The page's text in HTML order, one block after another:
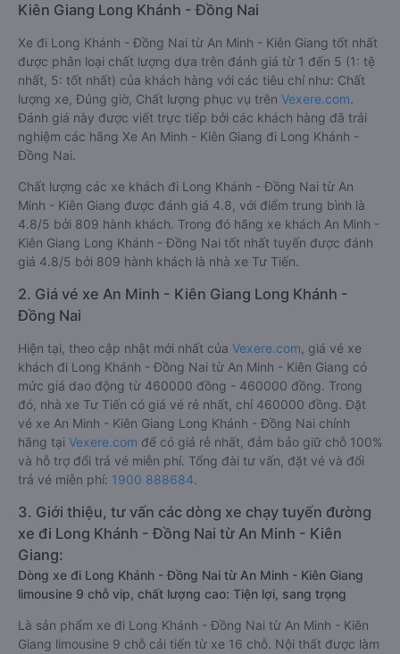
Kiên Giang Long Khánh - Đồng Nai
Xe đi Long Khánh - Đồng Nai từ An Minh - Kiên Giang tốt nhất
được phân loại chất lượng dựa trên đánh giá từ 1 đến 5 (1: tệ
nhất, 5: tốt nhất) của khách hàng với các tiêu chí như: Chất
lượng xe, Đúng giờ, Chất lượng phục vụ trên Vexere.com.
Đánh giá này được viết trực tiếp bởi các khách hàng đã trải
nghiệm các hãng Xe An Minh - Kiên Giang đi Long Khánh -
Đồng Nai.
Chất lượng các xe khách đi Long Khánh - Đồng Nai từ An
Minh - Kiên Giang được đánh giá 4.8, với điểm trung bình là
4.8/5 bởi 809 hành khách. Trong đó hãng xe khách An Minh -
Kiên Giang Long Khánh - Đồng Nai tốt nhất tuyến được đánh
giá 4.8/5 bởi 809 hành khách là nhà xe Tư Tiến.
2. Giá vé xe An Minh - Kiên Giang Long Khánh -
Đồng Nai
Hiện tại, theo cập nhật mới nhất của Vexere.com , giá vé xe
khách đi Long Khánh - Đồng Nai từ An Minh - Kiên Giang có
mức giá dao động từ 460000 đồng - 460000 đồng. Trong
đó, nhà xe Tư Tiến có giá vé rẻ nhất, chỉ 460000 đồng. Đặt
vé xe An Minh - Kiên Giang Long Khánh - Đồng Nai chính
hãng tại Vexere.com để có giá rẻ nhất, đảm bảo giữ chỗ 100%
và hỗ trợ đổi trả vé miễn phí. Tổng đài tư vấn, đặt vé và đổi
trả vé miễn phí: 1900 888684.
3. Giới thiệu, tư vấn các dòng xe chạy tuyến đường
xe đi Long Khánh - Đồng Nai từ An Minh - Kiên
Giang:
Dòng xe đi Long Khánh - Đồng Nai từ An Minh - Kiên Giang
limousine 9 chỗ vip, chất lượng cao: Tiện lợi, sang trọng
Là sản phẩm xe đi Long Khánh - Đồng Nai từ An Minh - Kiên
Giang limousine 9 chỗ cải tiến từ xe 16 chỗ. Nội thất được làm